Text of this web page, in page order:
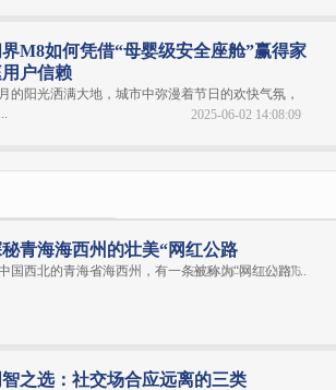
界M8如何凭借“母婴级安全座舱”赢得家
用户信赖
的阳光洒满大地，城市中弥漫着节日的欢快气氛，
2025-06-02 14:08:09
青海海西州的壮美“网红公路
国西北的青海省海西州，有一条被称为“网红公路”...
2024-06-04 20:31:06
智之选：社交场合应远离的三类